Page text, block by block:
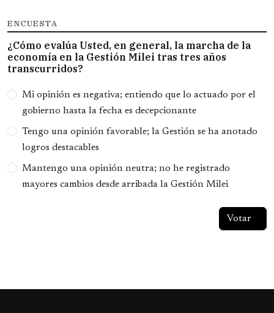
ENCUESTA
¿Cómo evalúa Usted, en general, la marcha de la
economía en la Gestión Milei tras tres años
transcurridos?
Opciones
Mi opinión es negativa; entiendo que lo actuado por el
gobierno hasta la fecha es decepcionante
Tengo una opinión favorable; la Gestión se ha anotado
logros destacables
Mantengo una opinión neutra; no he registrado
mayores cambios desde arribada la Gestión Milei